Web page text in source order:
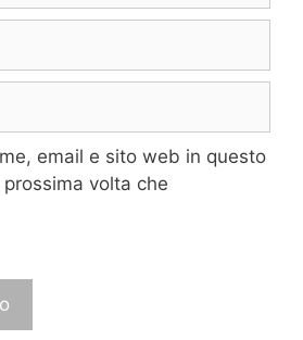
email e sito web in questo
volta che